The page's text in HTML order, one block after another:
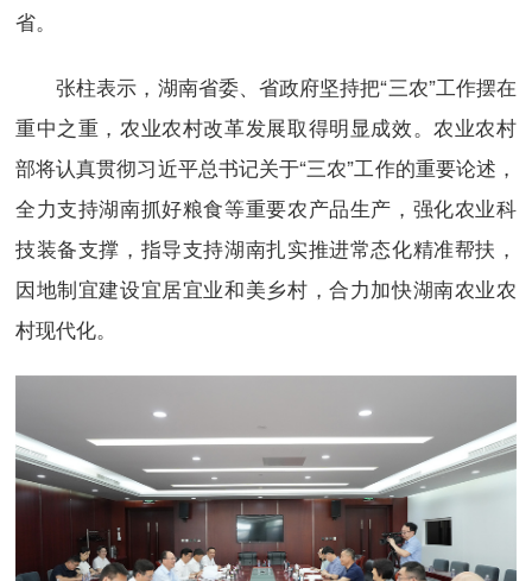
省。
张柱表示，湖南省委、省政府坚持把“三农”工作摆在
重中之重，农业农村改革发展取得明显成效。农业农村
部将认真贯彻习近平总书记关于“三农”工作的重要论述，
全力支持湖南抓好粮食等重要农产品生产，强化农业科
技装备支撑，指导支持湖南扎实推进常态化精准帮扶，
因地制宜建设宜居宜业和美乡村，合力加快湖南农业农
村现代化。